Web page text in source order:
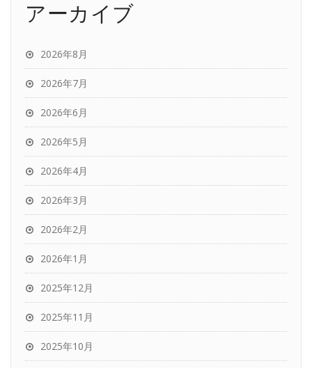
アーカイブ
2026年8月
2026年7月
2026年6月
2026年5月
2026年4月
2026年3月
2026年2月
2026年1月
2025年12月
2025年11月
2025年10月